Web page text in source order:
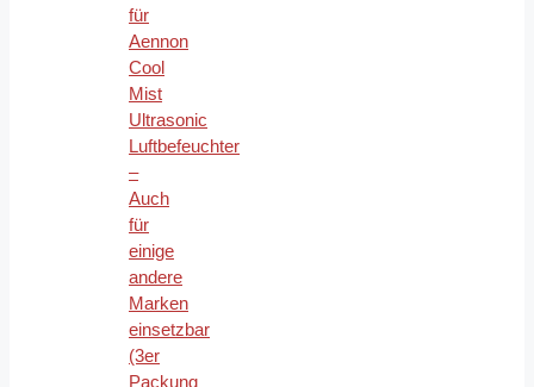
für
Aennon
Cool
Mist
Ultrasonic
Luftbefeuchter
–
Auch
für
einige
andere
Marken
einsetzbar
(3er
Packung